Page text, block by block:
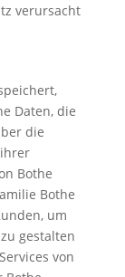
verursacht
Daten, die
die
Bothe
Bothe
um
gestalten
von